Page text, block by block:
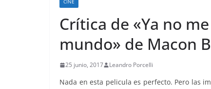
CINE
Crítica de «Ya no
mundo» de Macon
25 junio, 2017 Leandro Porcelli
Nada en esta pelicula es perfecto. Pero las